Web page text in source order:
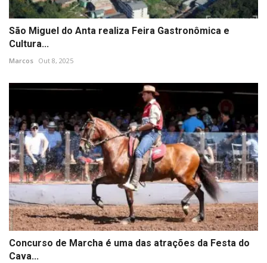
São Miguel do Anta realiza Feira Gastronômica e
Cultura...
Marcos Out 8, 2025
Concurso de Marcha é uma das atrações da Festa do
Cava...